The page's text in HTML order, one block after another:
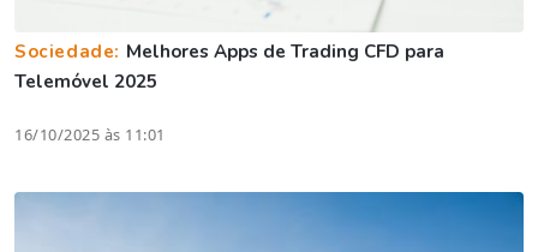
Sociedade: Melhores Apps de Trading CFD para
Telemóvel 2025
16/10/2025 às 11:01